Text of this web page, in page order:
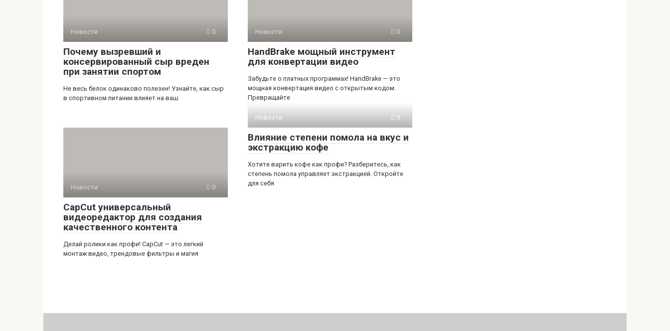
Новости 0
Почему вызревший и
консервированный сыр вреден
при занятии спортом
Не весь белок одинаково полезен! Узнайте, как сыр
в спортивном питании влияет на ваш
Новости 0
HandBrake мощный инструмент
для конвертации видео
Забудьте о платных программах! HandBrake — это
мощная конвертация видео с открытым кодом.
Превращайте
Новости 0
CapCut универсальный
видеоредактор для создания
качественного контента
Делай ролики как профи! CapCut — это легкий
монтаж видео, трендовые фильтры и магия
Новости 0
Влияние степени помола на вкус и
экстракцию кофе
Хотите варить кофе как профи? Разберитесь, как
степень помола управляет экстракцией. Откройте
для себя